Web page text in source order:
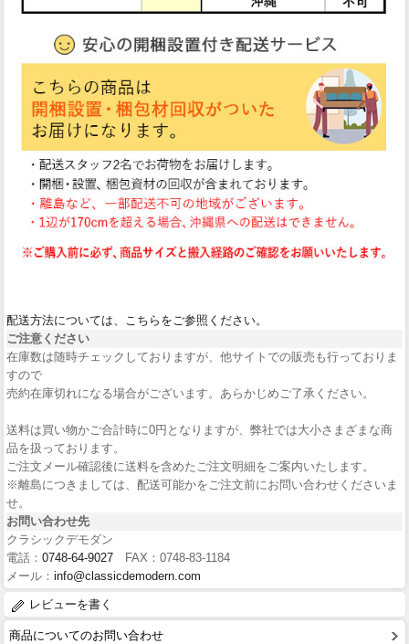
配送方法については、こちらをご参照ください。
ご注意ください
在庫数は随時チェックしておりますが、他サイトでの販売も行っておりま
すので
売約在庫切れになる場合がございます。あらかじめご了承ください。
送料は買い物かご合計時に0円となりますが、弊社では大小さまざまな商
品を扱っております。
ご注文メール確認後に送料を含めたご注文明細をご案内いたします。
※離島につきましては、配送可能かをご注文前にお問い合わせくださいま
せ。
お問い合わせ先
クラシックデモダン
電話： 0748-64-9027 FAX：0748-83-1184
メール： info@classicdemodern.com
レビューを書く
商品についてのお問い合わせ